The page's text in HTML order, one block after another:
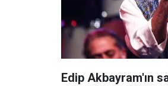
Edip Akbayram'ın